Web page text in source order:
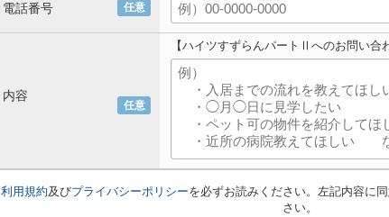
任意
電話番号
任意
内容
【ハイツすずらんパートⅡへのお問い合
利用規約及びプライバシーポリシーを必ずお読みください。左記内容に
さい。